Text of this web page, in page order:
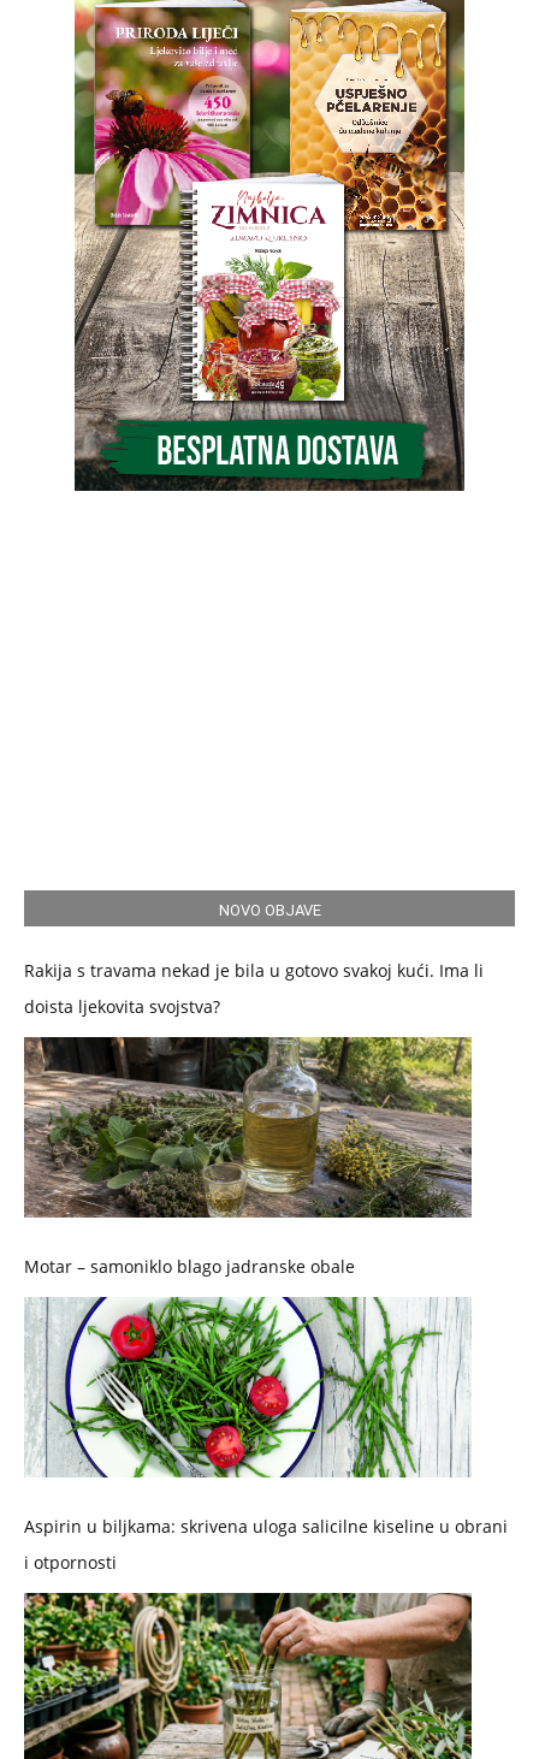
NOVO OBJAVE
Rakija s travama nekad je bila u gotovo svakoj kući. Ima li
doista ljekovita svojstva?
Motar – samoniklo blago jadranske obale
Aspirin u biljkama: skrivena uloga salicilne kiseline u obrani
i otpornosti